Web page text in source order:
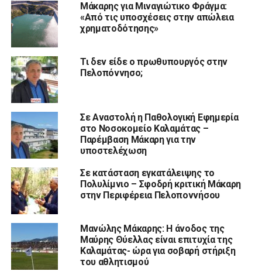
Μάκαρης για Μιναγιώτικο Φράγμα:
«Από τις υποσχέσεις στην απώλεια
χρηματοδότησης»
Τι δεν είδε ο πρωθυπουργός στην
Πελοπόννησο;
Σε Αναστολή η Παθολογική Εφημερία
στο Νοσοκομείο Καλαμάτας –
Παρέμβαση Μάκαρη για την
υποστελέχωση
Σε κατάσταση εγκατάλειψης το
Πολυλίμνιο – Σφοδρή κριτική Μάκαρη
στην Περιφέρεια Πελοποννήσου
Μανώλης Μάκαρης: Η άνοδος της
Μαύρης Θύελλας είναι επιτυχία της
Καλαμάτας- ώρα για σοβαρή στήριξη
του αθλητισμού